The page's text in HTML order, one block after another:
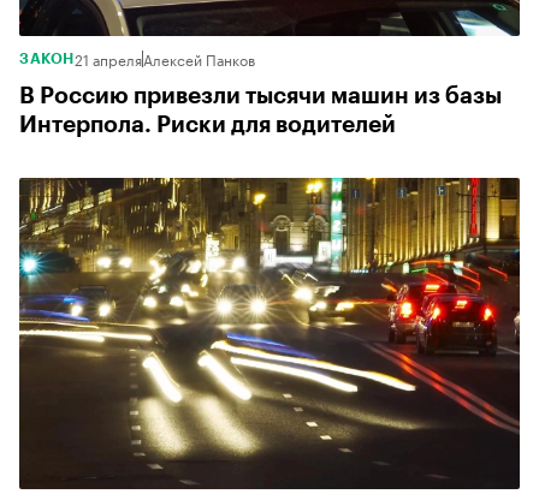
ЗАКОН 21 апреляАлексей Панков
В Россию привезли тысячи машин из базы
Интерпола. Риски для водителей